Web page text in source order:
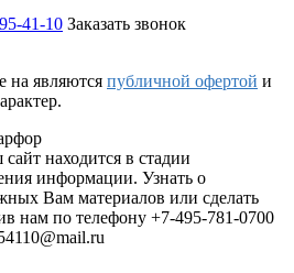
41-10 Заказать звонок
на являются публичной офертой и
находится в стадии
информации. Узнать о
Вам материалов или cделать
нам по телефону +7-495-781-0700